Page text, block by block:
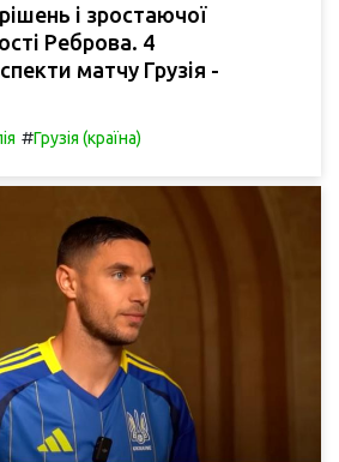
і зростаючої
Реброва. 4
матчу Грузія -
#Грузія (країна)